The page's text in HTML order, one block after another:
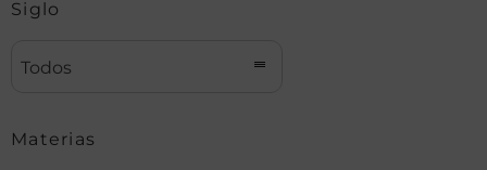
Siglo
Todos
Materias